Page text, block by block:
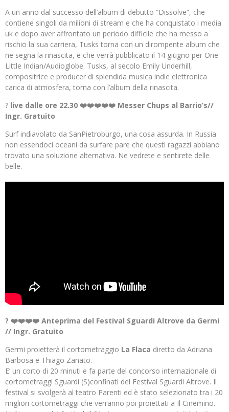
A un anno dal successo dell’album di debutto “Dissolve”, che
contiene singoli da milioni di stream e che ha conquistato i media
uk e dopo aver affrontato un periodo difficile che ha messo a
rischio la sua carriera, Tusks torna con un dirompente album che
ne segna la rinascita, e che verrà pubblicato il 14 giugno per One
Little Indian/Audioglobe. Tusks, al secolo Emily Underhill,
compositrice e producer di splendida musica indie elettronica
carica di atmosfera, torna con l’album della rinascita.
? live dalle ore 22.30 ❤️❤️❤️❤️❤️ Messer Chups al Barrio’s//
Ingr. Gratuito
Surf indiavolato da SanPietroburgo, una cosa assurda. In Russia
non essendoci oceani da surfare pare che questi ragazzi abbiano
trovato una soluzione alternativa. Ne vedrete e sentirete delle
belle.
? ❤️❤️❤️❤️ Anteprima del Festival Sguardi Altrove da Germi
// Ingr. Gratuito
Germi proietterà il cortometraggio La Flaca diretto da Adriana
Barbosa e Thiago Zanato.
E’ un corto di 20 minuti e fa parte del concorso internazionale di
cortometraggi Sguardi (S)confinati del Festival Sguardi Altrove. Il
festival si svolgerà al teatro Parenti ed è stato selezionato tra i 20
migliori cortometraggi che verranno poi proiettati a Il Cinemino.